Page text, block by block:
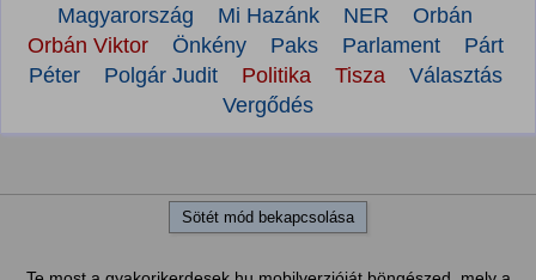
Magyarország
Mi Hazánk NER
Orbán
Orbán Viktor
Önkény Paks Parlament
Párt
Péter
Polgár Judit Politika Tisza
Választás
Vergődés
Sötét mód bekapcsolása